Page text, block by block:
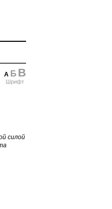
А Б В
Шрифт
силой